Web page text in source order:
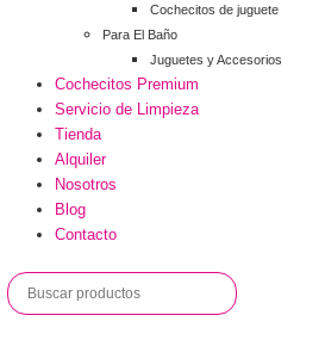
Cochecitos de juguete
Para El Baño
Juguetes y Accesorios
Cochecitos Premium
Servicio de Limpieza
Tienda
Alquiler
Nosotros
Blog
Contacto